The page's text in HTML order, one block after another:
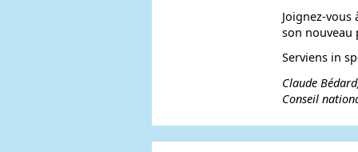
Joignez-
son nouveau
Serviens in
Claude
Conseil